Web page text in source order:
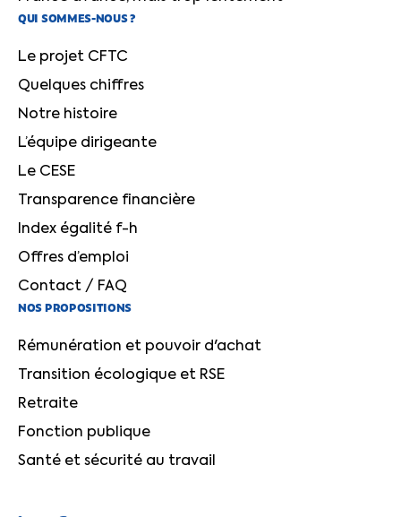
QUI SOMMES-NOUS ?
Le projet CFTC
Quelques chiffres
Notre histoire
L’équipe dirigeante
Le CESE
Transparence financière
Index égalité f-h
Offres d’emploi
Contact / FAQ
NOS PROPOSITIONS
Rémunération et pouvoir d'achat
Transition écologique et RSE
Retraite
Fonction publique
Santé et sécurité au travail